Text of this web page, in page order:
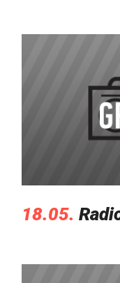
18.05.